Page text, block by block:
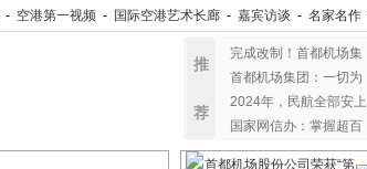
- 空港第一视频 - 国际空港艺术长廊 - 嘉宾访谈 - 名家名作
推
荐
完成改制！首都机场集
首都机场集团：一切为
2024年，民航全部安上
国家网信办：掌握超百